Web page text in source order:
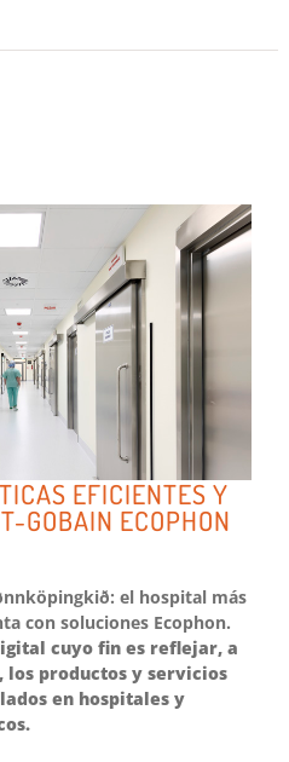
EFICIENTES Y
GOBAIN ECOPHON
el hospital más
con soluciones Ecophon.
cuyo fin es reflejar, a
los productos y servicios
en hospitales y